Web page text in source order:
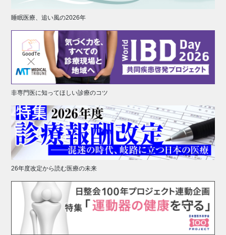
睡眠医療、追い風の2026年
非専門医に知ってほしい診療のコツ
26年度改定から読む医療の未来